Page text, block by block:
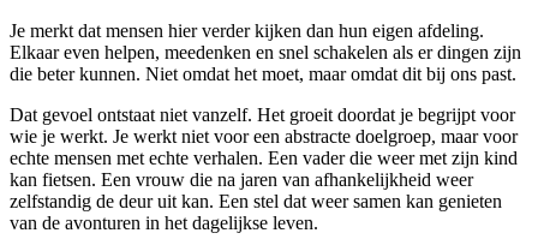
Je merkt dat mensen hier verder kijken dan hun eigen afdeling.
Elkaar even helpen, meedenken en snel schakelen als er dingen zijn
die beter kunnen. Niet omdat het moet, maar omdat dit bij ons past.
Dat gevoel ontstaat niet vanzelf. Het groeit doordat je begrijpt voor
wie je werkt. Je werkt niet voor een abstracte doelgroep, maar voor
echte mensen met echte verhalen. Een vader die weer met zijn kind
kan fietsen. Een vrouw die na jaren van afhankelijkheid weer
zelfstandig de deur uit kan. Een stel dat weer samen kan genieten
van de avonturen in het dagelijkse leven.